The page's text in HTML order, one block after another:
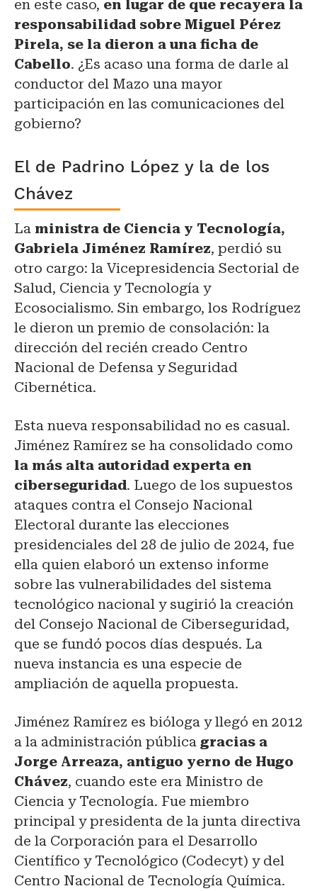
en este caso, en lugar de que recayera la
responsabilidad sobre Miguel Pérez
Pirela, se la dieron a una ficha de
Cabello. ¿Es acaso una forma de darle al
conductor del Mazo una mayor
participación en las comunicaciones del
gobierno?
El de Padrino López y la de los
Chávez
La ministra de Ciencia y Tecnología,
Gabriela Jiménez Ramírez, perdió su
otro cargo: la Vicepresidencia Sectorial de
Salud, Ciencia y Tecnología y
Ecosocialismo. Sin embargo, los Rodríguez
le dieron un premio de consolación: la
dirección del recién creado Centro
Nacional de Defensa y Seguridad
Cibernética.
Esta nueva responsabilidad no es casual.
Jiménez Ramírez se ha consolidado como
la más alta autoridad experta en
ciberseguridad. Luego de los supuestos
ataques contra el Consejo Nacional
Electoral durante las elecciones
presidenciales del 28 de julio de 2024, fue
ella quien elaboró un extenso informe
sobre las vulnerabilidades del sistema
tecnológico nacional y sugirió la creación
del Consejo Nacional de Ciberseguridad,
que se fundó pocos días después. La
nueva instancia es una especie de
ampliación de aquella propuesta.
Jiménez Ramírez es bióloga y llegó en 2012
a la administración pública gracias a
Jorge Arreaza, antiguo yerno de Hugo
Chávez, cuando este era Ministro de
Ciencia y Tecnología. Fue miembro
principal y presidenta de la junta directiva
de la Corporación para el Desarrollo
Científico y Tecnológico (Codecyt) y del
Centro Nacional de Tecnología Química.